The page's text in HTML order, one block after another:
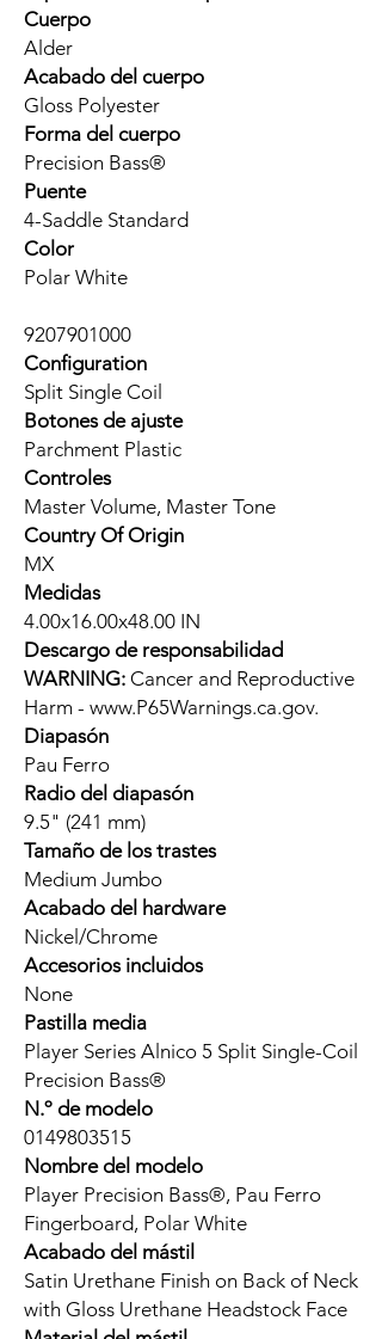
Cuerpo
Alder
Acabado del cuerpo
Gloss Polyester
Forma del cuerpo
Precision Bass®
Puente
4-Saddle Standard
Color
Polar White
9207901000
Configuration
Split Single Coil
Botones de ajuste
Parchment Plastic
Controles
Master Volume, Master Tone
Country Of Origin
MX
Medidas
4.00x16.00x48.00 IN
Descargo de responsabilidad
WARNING: Cancer and Reproductive
Harm - www.P65Warnings.ca.gov.
Diapasón
Pau Ferro
Radio del diapasón
9.5" (241 mm)
Tamaño de los trastes
Medium Jumbo
Acabado del hardware
Nickel/Chrome
Accesorios incluidos
None
Pastilla media
Player Series Alnico 5 Split Single-Coil
Precision Bass®
N.º de modelo
0149803515
Nombre del modelo
Player Precision Bass®, Pau Ferro
Fingerboard, Polar White
Acabado del mástil
Satin Urethane Finish on Back of Neck
with Gloss Urethane Headstock Face